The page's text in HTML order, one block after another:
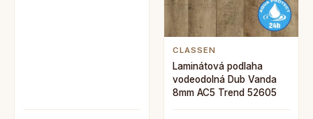
CLASSEN
Laminátová podlaha
vodeodolná Dub Vanda
8mm AC5 Trend 52605